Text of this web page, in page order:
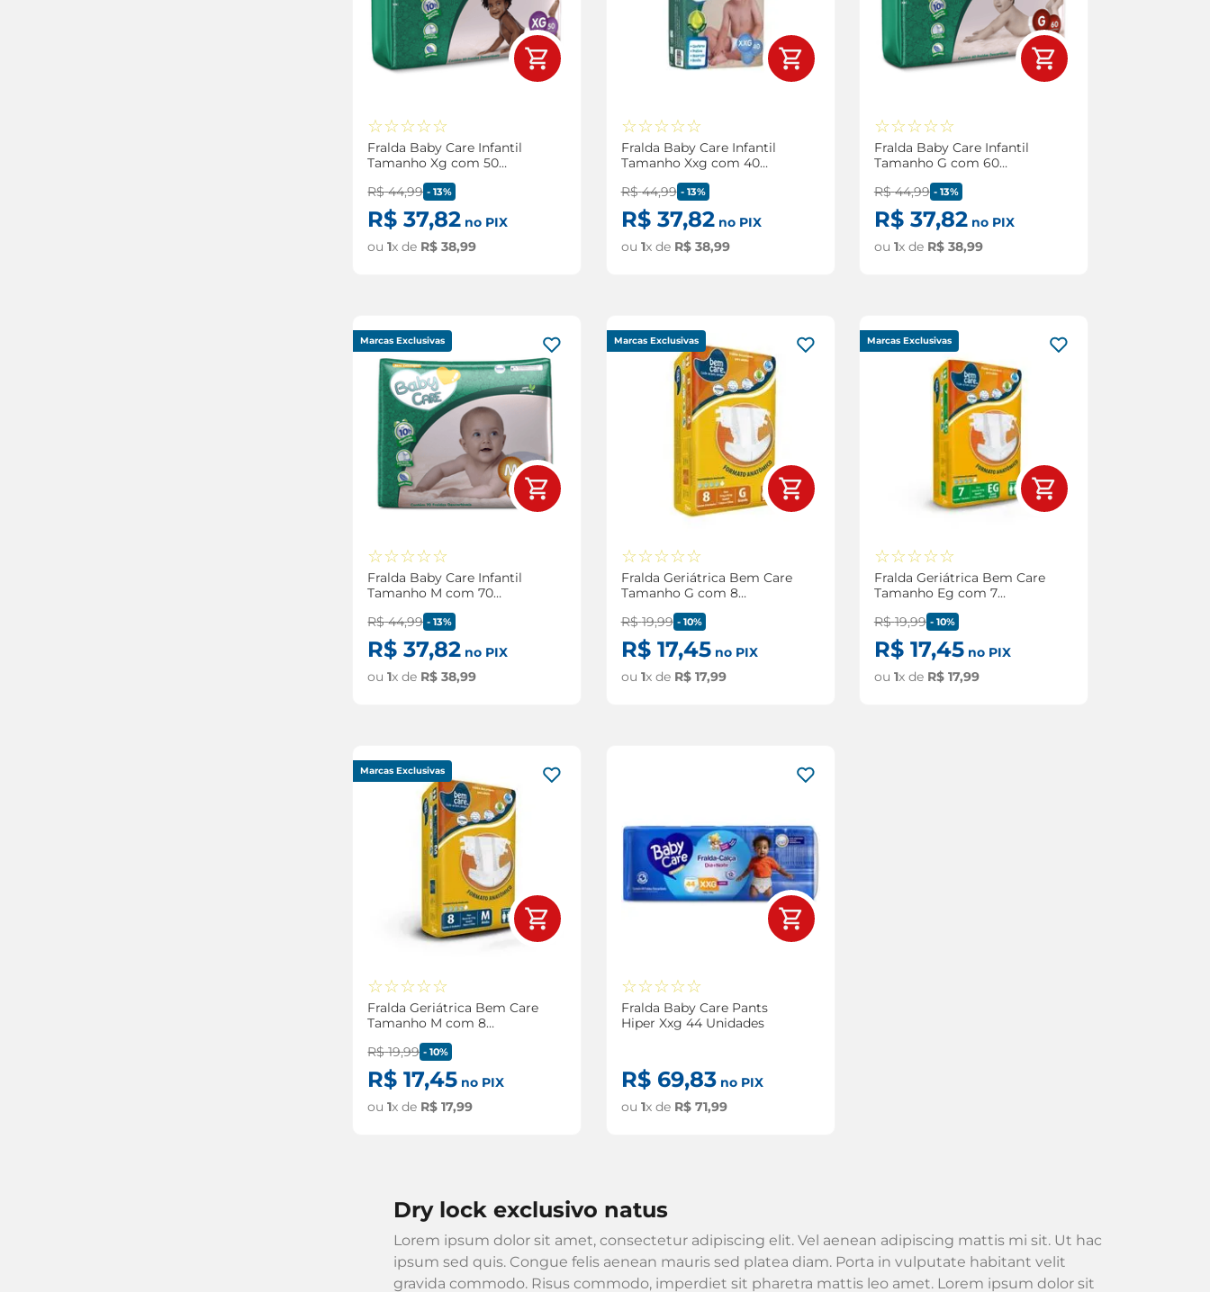
☆☆☆☆☆
Fralda Baby Care Infantil
Tamanho Xg com 50
R$ 44,99 -13%
R$ 37,82 no PIX
ou1x de R$ 38,99
☆☆☆☆☆
Fralda Baby Care Infantil
Tamanho Xxg com 40
R$ 44,99 - 13%
R$ 37,82no PIX
ou 1x de R$ 38,99
☆☆☆☆☆
Fralda Baby Care Infantil
Tamanho G com 60
R$ 44,99 - 13%
R$ 37,82no PIX
ou 1x de R$ 38,99
Marcas Exclusivas
☆☆☆☆☆
Fralda Baby Care Infantil
Tamanho M com 70
R$ 44,99 -13%
R$ 37,82 no PIX
ou1x de R$ 38,99
Marcas Exclusivas
☆☆☆☆☆
Fralda Geriátrica Bem Care
Tamanho G com 8
R$ 19,99 - 10%
R$ 17,45no PIX
ou 1x de R$ 17,99
Marcas Exclusivas
☆☆☆☆☆
Fralda Geriátrica Bem Care
Tamanho Eg com 7
R$ 19,99 - 10%
R$ 17,45no PIX
ou 1x de R$ 17,99
Marcas Exclusivas
☆☆☆☆☆
Fralda Geriátrica Bem Care
Tamanho M com 8
R$ 19,99 -10%
R$ 17,45 no PIX
ou1x de R$ 17,99
☆☆☆☆☆
Fralda Baby Care Pants
Hiper Xxg 44 Unidades
R$ 69,83no PIX
ou 1x de R$ 71,99
dry lock exclusivo natus
Lorem ipsum dolor sit amet, consectetur adipiscing elit. Vel aenean adipiscing mattis mi sit. Ut hac
ipsum sed quis. Congue felis aenean mauris sed platea diam. Porta in vulputate habitant velit
gravida commodo. Risus commodo, imperdiet sit pharetra mattis leo amet. Lorem ipsum dolor sit